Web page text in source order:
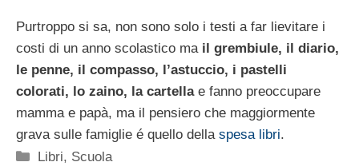
Purtroppo si sa, non sono solo i testi a far lievitare i
costi di un anno scolastico ma il grembiule, il diario,
le penne, il compasso, l’astuccio, i pastelli
colorati, lo zaino, la cartellae fanno preoccupare
mamma e papà, ma il pensiero che maggiormente
grava sulle famiglie é quello della spesa libri.
Categorie
Libri, Scuola